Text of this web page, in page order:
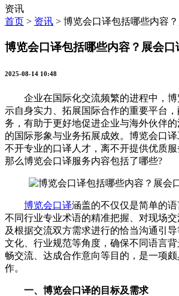
资讯
首页 > 资讯 > 博览会口译包括哪些内容
博览会口译包括哪些内容？展会口
2025-08-14 10:48
企业在国际化交流频繁的进程中，博
示自身实力、拓展国际合作的重要平台
务，有助于更好地促进企业与海外伙伴
的国际形象与业务拓展成效。博览会口
不开专业的口译人才，离不开提供优质服
那么博览会口译服务内容包括了哪些?
博览会口译涵盖的不仅仅是简单的
不同行业专业术语的精准把握、对现场
及根据交流双方需求进行的恰当沟通引导
文化、行业规范等角度，确保不同语言
畅交流、达成合作意向等目的，是一项
作。
一、博览会口译的目标及需求